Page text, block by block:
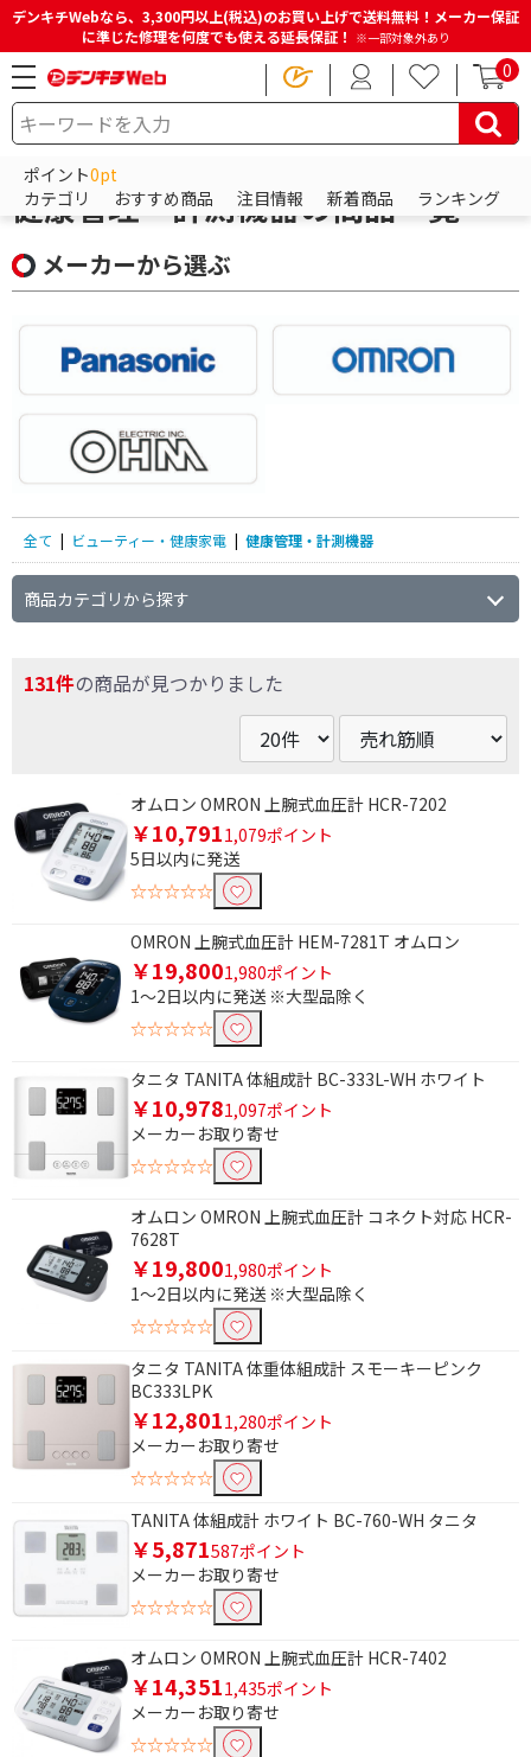
デンキチWebなら、3,300円以上(税込)のお買い上げで送料無料！メーカー保証
に準じた修理を何度でも使える延長保証！ ※一部対象外あり
0
ポイント0pt
カテゴリ
おすすめ商品 注目情報 新着商品 ランキング
HOME 商品一覧ページ ビューティー・健康家電
健康管理・計測機器の商品一覧
メーカーから選ぶ
全て | ビューティー・健康家電 | 健康管理・計測機器
商品カテゴリから探す
131件の商品が見つかりました
オムロン OMRON 上腕式血圧計 HCR-7202
￥10,7911,079ポイント
5日以内に発送
☆☆☆☆☆
OMRON 上腕式血圧計 HEM-7281T オムロン
￥19,8001,980ポイント
1～2日以内に発送 ※大型品除く
☆☆☆☆☆
タニタ TANITA 体組成計 BC-333L-WH ホワイト
￥10,9781,097ポイント
メーカーお取り寄せ
☆☆☆☆☆
オムロン OMRON 上腕式血圧計 コネクト対応 HCR-
7628T
￥19,8001,980ポイント
1～2日以内に発送 ※大型品除く
☆☆☆☆☆
タニタ TANITA 体重体組成計 スモーキーピンク
BC333LPK
￥12,8011,280ポイント
メーカーお取り寄せ
☆☆☆☆☆
TANITA 体組成計 ホワイト BC-760-WH タニタ
￥5,871587ポイント
メーカーお取り寄せ
☆☆☆☆☆
オムロン OMRON 上腕式血圧計 HCR-7402
￥14,3511,435ポイント
メーカーお取り寄せ
☆☆☆☆☆
条件で絞り込む
フリーワードで絞り込む
除外する
除外する にチェックを入れると、指定したワード
を除外して検索します。